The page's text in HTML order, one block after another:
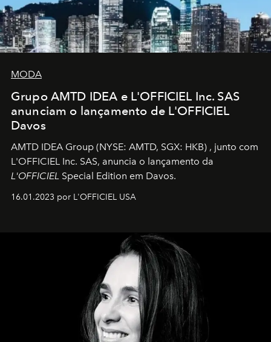
MODA
Grupo AMTD IDEA e L'OFFICIEL Inc. SAS
anunciam o lançamento de L'OFFICIEL
Davos
AMTD IDEA Group (NYSE: AMTD, SGX: HKB) , junto com
L'OFFICIEL Inc. SAS, anuncia o lançamento da
L'OFFICIEL Special Edition em Davos.
16.01.2023 por L'OFFICIEL USA